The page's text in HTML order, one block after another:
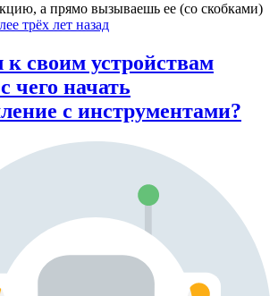
а прямо вызываешь ее (со скобками)
трёх лет назад
к своим устройствам
чего начать
с инструментами?